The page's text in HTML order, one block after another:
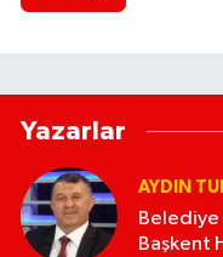
Yazarlar
AYDIN
Belediye
Başkent